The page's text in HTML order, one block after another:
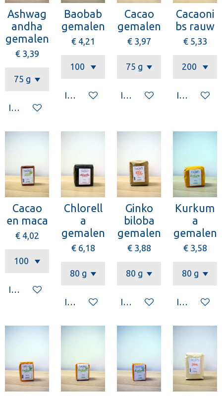
Ashwag
andha
gemalen
€ 3,39
In winkelwagen
Baobab
gemalen
€ 4,21
In winkelwagen
Cacao
gemalen
€ 3,97
In winkelwagen
Cacaoni
bs rauw
€ 5,33
In
Cacao
en maca
€ 4,02
In winkelwagen
Chlorell
a
gemalen
€ 6,18
In winkelwagen
Ginko
biloba
gemalen
€ 3,88
In winkelwagen
Kurkum
a
gemalen
€ 3,58
In